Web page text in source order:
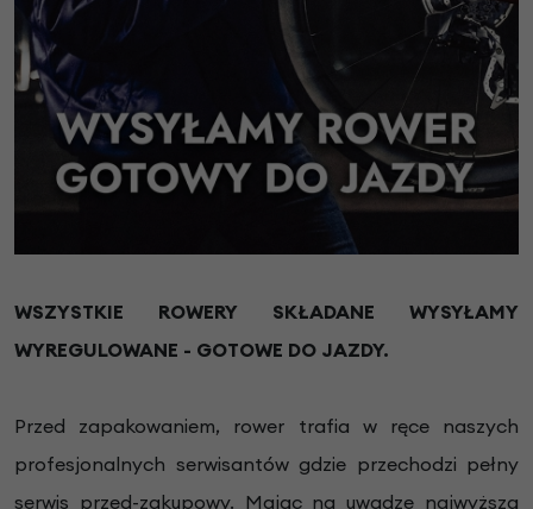
WSZYSTKIE ROWERY SKŁADANE WYSYŁAMY
WYREGULOWANE - GOTOWE DO JAZDY.
Przed zapakowaniem, rower trafia w ręce naszych
profesjonalnych serwisantów gdzie przechodzi pełny
serwis przed-zakupowy. Mając na uwadze najwyższą